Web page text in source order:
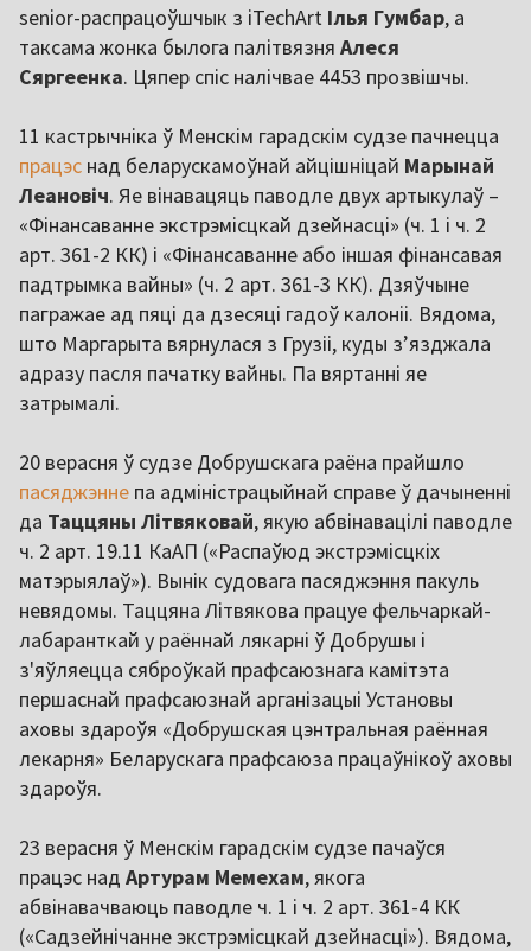
senior-распрацоўшчык з iTechArt Ілья Гумбар, а
таксама жонка былога палітвязня Алеся
Сяргеенка. Цяпер спіс налічвае 4453 прозвішчы.
11 кастрычніка ў Менскім гарадскім судзе пачнецца
працэс над беларускамоўнай айцішніцай Марынай
Леановіч. Яе вінавацяць паводле двух артыкулаў –
«Фінансаванне экстрэмісцкай дзейнасці» (ч. 1 і ч. 2
арт. 361-2 КК) і «Фінансаванне або іншая фінансавая
падтрымка вайны» (ч. 2 арт. 361-3 КК). Дзяўчыне
пагражае ад пяці да дзесяці гадоў калоніі. Вядома,
што Маргарыта вярнулася з Грузіі, куды з’язджала
адразу пасля пачатку вайны. Па вяртанні яе
затрымалі.
20 верасня ў судзе Добрушскага раёна прайшло
пасяджэнне па адміністрацыйнай справе ў дачыненні
да Таццяны Літвяковай, якую абвінавацілі паводле
ч. 2 арт. 19.11 КаАП («Распаўюд экстрэмісцкіх
матэрыялаў»). Вынік судовага пасяджэння пакуль
невядомы. Таццяна Літвякова працуе фельчаркай-
лабаранткай у раённай лякарні ў Добрушы і
з'яўляецца сяброўкай прафсаюзнага камітэта
першаснай прафсаюзнай арганізацыі Установы
аховы здароўя «Добрушская цэнтральная раённая
лекарня» Беларускага прафсаюза працаўнікоў аховы
здароўя.
23 верасня ў Менскім гарадскім судзе пачаўся
працэс над Артурам Мемехам, якога
абвінавачваюць паводле ч. 1 і ч. 2 арт. 361-4 КК
(«Садзейнічанне экстрэмісцкай дзейнасці»). Вядома,